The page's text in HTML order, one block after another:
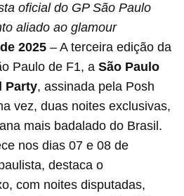
oficial do GP São Paulo
aliado ao glamour
2025 – A terceira edição da
Paulo de F1, a São Paulo
Party, assinada pela Posh
vez, duas noites exclusivas,
mais badalado do Brasil.
nos dias 07 e 08 de
destaca o
com noites disputadas,